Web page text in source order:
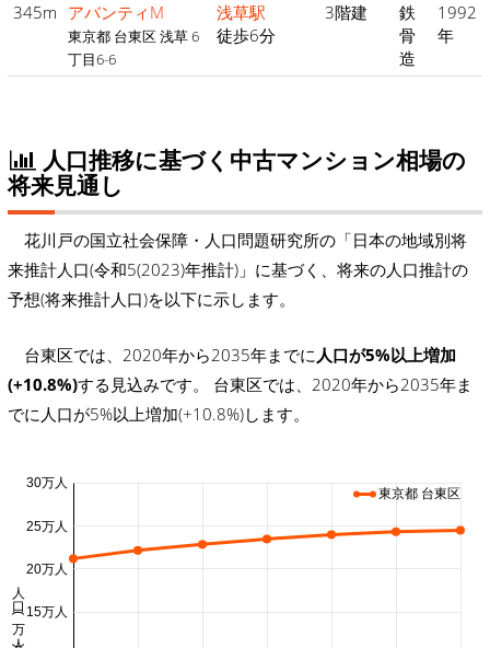
345m アバンティM
東京都 台東区 浅草 6
丁目6-6
浅草駅
徒歩6分
3階建
鉄
骨
造
1992
年
人口推移に基づく中古マンション相場の
将来見通し
花川戸の国立社会保障・人口問題研究所の「日本の地域別将
来推計人口(令和5(2023)年推計)」に基づく、将来の人口推計の
予想(将来推計人口)を以下に示します。
台東区では、2020年から2035年までに 人口が5%以上増加
(+10.8%)する見込みです。 台東区では、2020年から2035年ま
でに人口が5%以上増加(+10.8%)します。
15万人
20万人
25万人
30万人
人口 (万人)
東京都 台東区